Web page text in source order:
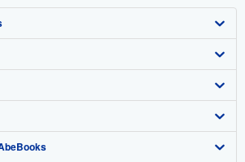
de afiliados
guías